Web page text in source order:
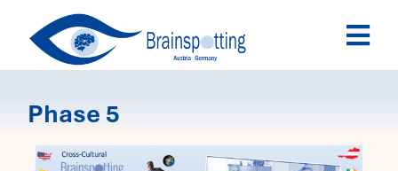
Ausbildung
Phase 5